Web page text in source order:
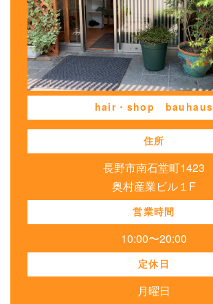
hair・shop bauhaus
住所
長野市南石堂町1423
奥村産業ビル１F
営業時間
10:00〜20:00
定休日
月曜日